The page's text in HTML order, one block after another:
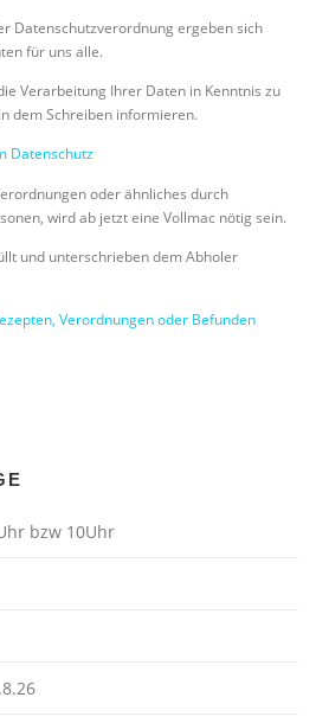
Datenschutzverordnung ergeben sich
für uns alle.
Verarbeitung Ihrer Daten in Kenntnis zu
dem Schreiben informieren.
Datenschutz
oder ähnliches durch
wird ab jetzt eine Vollmac nötig sein.
und unterschrieben dem Abholer
Verordnungen oder Befunden
bzw 10Uhr